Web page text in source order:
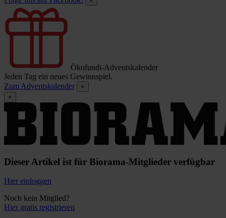
Ökofundi-Adventskalender
Jeden Tag ein neues Gewinnspiel.
Zum Adventskalender
×
×
Dieser Artikel ist für Biorama-Mitglieder verfügbar
Hier einloggen
Noch kein Mitglied?
Hier gratis registrieren